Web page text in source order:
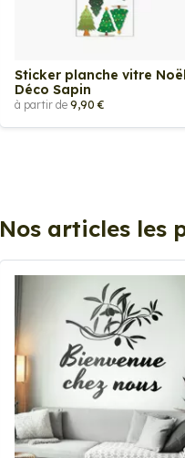
Sticker planche vitre Noël
Déco Sapin
à partir de 9,90 €
Nos articles les